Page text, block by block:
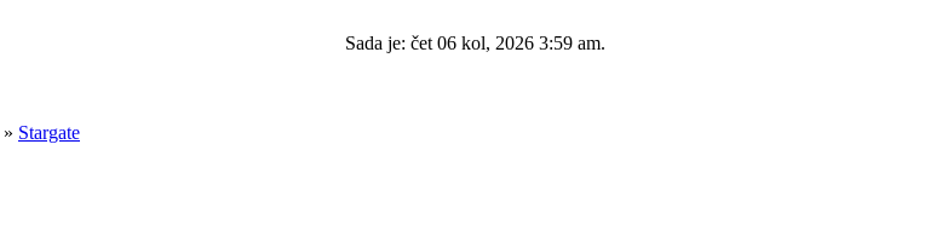
Sada je: čet 06 kol, 2026 3:59 am.
» Stargate